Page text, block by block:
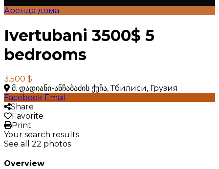
Аренда дома
Ivertubani 3500$ 5
bedrooms
3.500 $
მ. დადიანი-ანჩაბაძის ქუჩა, Тбилиси, Грузия
Facebook Email
Share
Favorite
Print
Your search results
See all 22 photos
Overview